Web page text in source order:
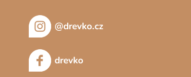
@drevko.cz
drevko